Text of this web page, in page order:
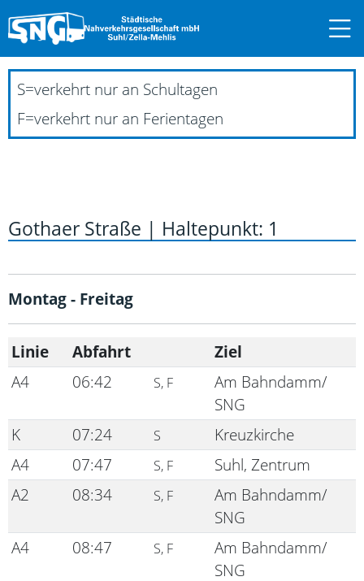
S=verkehrt nur an Schultagen
F=verkehrt nur an Ferientagen
Gothaer Straße | Haltepunkt: 1
Montag - Freitag
Linie Abfahrt
Ziel
A4
06:42 S, F
Am Bahndamm/
SNG
K
07:24 S
Kreuzkirche
A4
07:47 S, F
Suhl, Zentrum
A2
08:34 S, F
Am Bahndamm/
SNG
A4
08:47 S, F
Am Bahndamm/
SNG